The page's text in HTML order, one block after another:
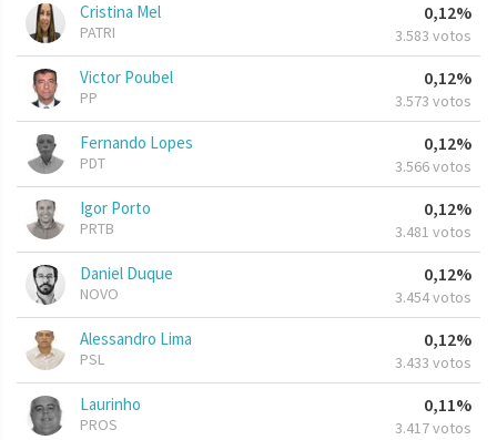
Cristina Mel
PATRI
0,12%
3.583 votos
Victor Poubel
PP
0,12%
3.573 votos
Fernando Lopes
PDT
0,12%
3.566 votos
Igor Porto
PRTB
0,12%
3.481 votos
Daniel Duque
NOVO
0,12%
3.454 votos
Alessandro Lima
PSL
0,12%
3.433 votos
Laurinho
PROS
0,11%
3.417 votos